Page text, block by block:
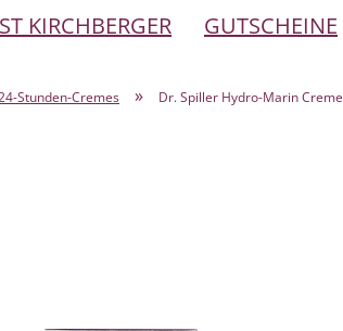
KIRCHBERGER GUTSCHEINE
Stunden-Cremes » Dr. Spiller Hydro-Marin Creme